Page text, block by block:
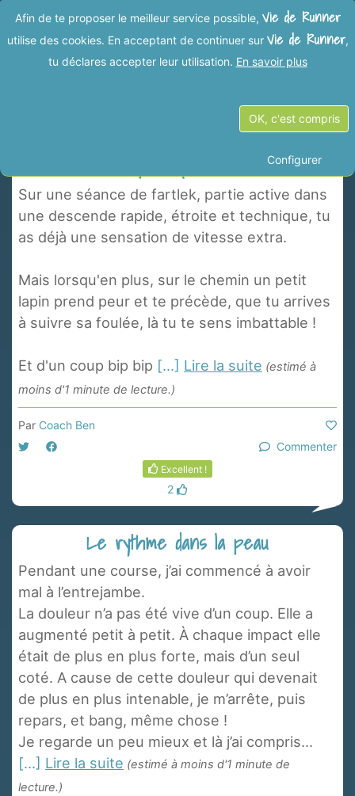
Les dernières Vies de Runner
Plus rapide que le lièvre
Sur une séance de fartlek, partie active dans
une descende rapide, étroite et technique, tu
as déjà une sensation de vitesse extra.
Mais lorsqu'en plus, sur le chemin un petit
lapin prend peur et te précède, que tu arrives
à suivre sa foulée, là tu te sens imbattable !
Et d'un coup bip bip [...] Lire la suite (estimé à
moins d'1 minute de lecture.)
Par Coach Ben
Commenter
Excellent !
2
Le rythme dans la peau
Pendant une course, j’ai commencé à avoir
mal à l’entrejambe.
La douleur n’a pas été vive d’un coup. Elle a
augmenté petit à petit. À chaque impact elle
était de plus en plus forte, mais d’un seul
coté. A cause de cette douleur qui devenait
de plus en plus intenable, je m’arrête, puis
repars, et bang, même chose !
Je regarde un peu mieux et là j’ai compris...
[...] Lire la suite (estimé à moins d'1 minute de
lecture.)
Afin de te proposer le meilleur service possible, Vie de Runner
utilise des cookies. En acceptant de continuer sur Vie de Runner,
tu déclares accepter leur utilisation. En savoir plus
OK, c'est compris
Configurer